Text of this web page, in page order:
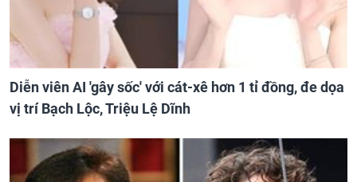
Diễn viên AI 'gây sốc' với cát-xê hơn 1 tỉ đồng, đe dọa
vị trí Bạch Lộc, Triệu Lệ Dĩnh